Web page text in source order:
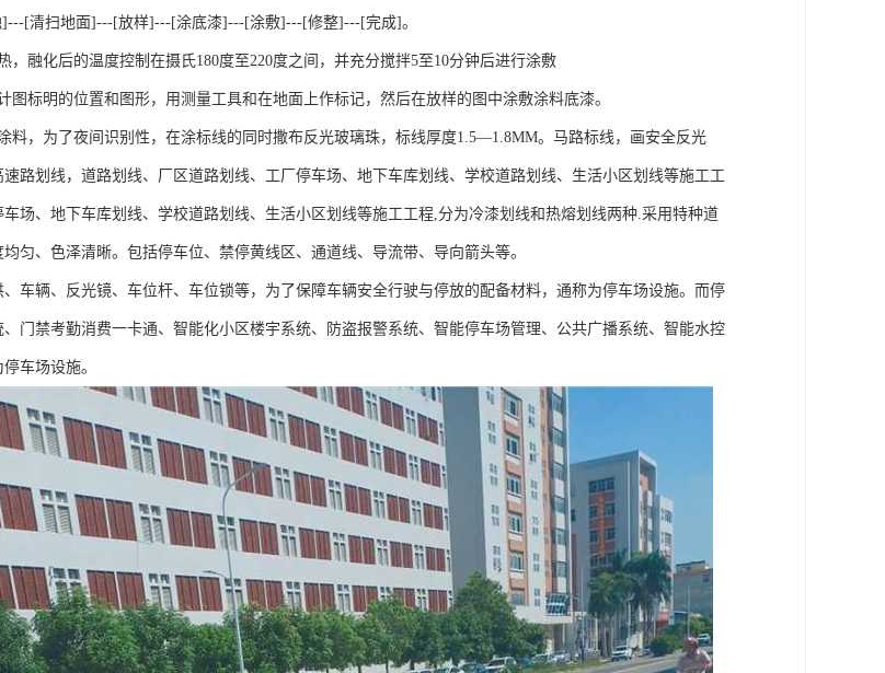
[清扫地面]---[放样]---[涂底漆]---[涂敷]---[修整]---[完成]。
，融化后的温度控制在摄氏180度至220度之间，并充分搅拌5至10分钟后进行涂敷
图标明的位置和图形，用测量工具和在地面上作标记，然后在放样的图中涂敷涂料底漆。
料，为了夜间识别性，在涂标线的同时撒布反光玻璃珠，标线厚度1.5—1.8MM。马路标线，画安全反光
路划线，道路划线、厂区道路划线、工厂停车场、地下车库划线、学校道路划线、生活小区划线等施工工
场、地下车库划线、学校道路划线、生活小区划线等施工工程,分为冷漆划线和热熔划线两种.采用特种道
匀、色泽清晰。包括停车位、禁停黄线区、通道线、导流带、导向箭头等。
车辆、反光镜、车位杆、车位锁等，为了保障车辆安全行驶与停放的配备材料，通称为停车场设施。而停
门禁考勤消费一卡通、智能化小区楼宇系统、防盗报警系统、智能停车场管理、公共广播系统、智能水控
车场设施。